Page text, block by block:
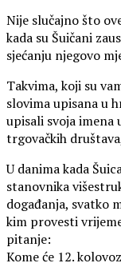
Nije slučajno što
kada su Šuičani
sjećanju njegovo
Takvima, koji su
slovima upisana u
upisali svoja
trgovačkih
U danima kada
stanovnika
događanja, svatko
kim provesti
pitanje:
Kome će 12.